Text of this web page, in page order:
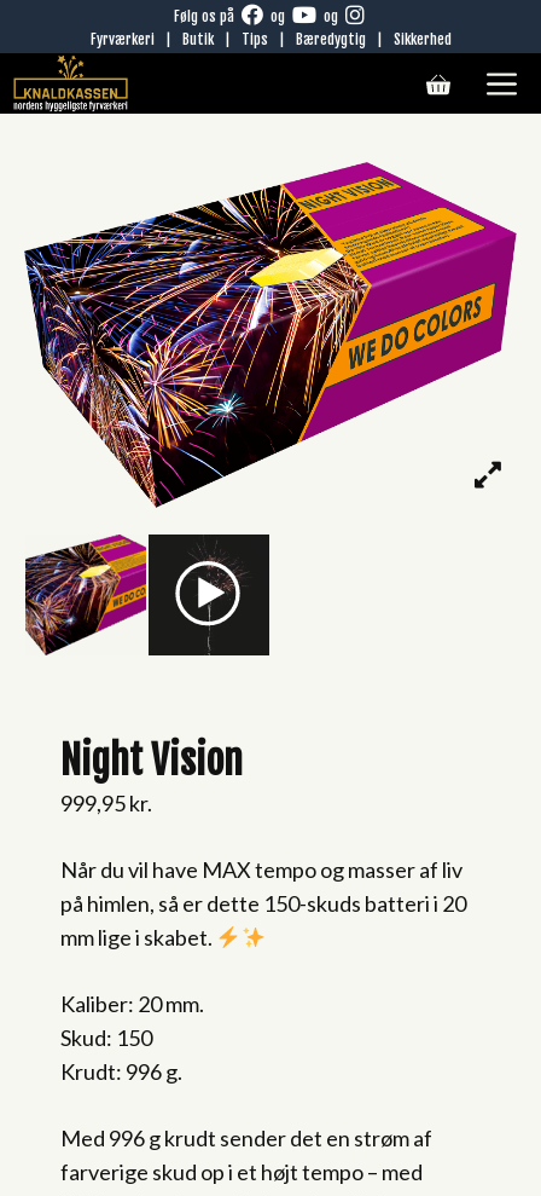
til
indhold
Følg os på og
og
Fyrværkeri
Butik Tips Bæredygtig Sikkerhed
Night Vision
999,95kr.
Når du vil have MAX tempo og masser af liv
på himlen, så er dette 150-skuds batteri i 20
mm lige i skabet.
Kaliber: 20 mm.
Skud: 150
Krudt: 996 g.
Med 996 g krudt sender det en strøm af
farverige skud op i et højt tempo – med